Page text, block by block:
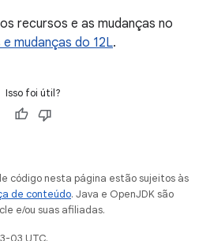
recursos e as mudanças no
e mudanças do 12L.
Isso foi útil?
código nesta página estão sujeitos às
de conteúdo. Java e OpenJDK são
e/ou suas afiliadas.
03 UTC.